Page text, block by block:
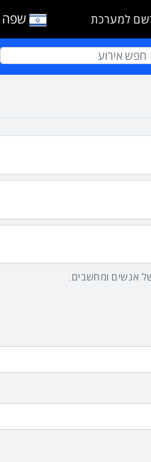
למערכת שפה
אנשים ומחשבים.